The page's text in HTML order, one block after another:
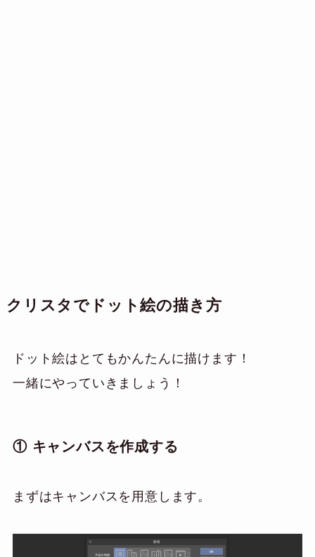
クリスタでドット絵の描き方
ドット絵はとてもかんたんに描けます！
一緒にやっていきましょう！
① キャンバスを作成する
まずはキャンバスを用意します。